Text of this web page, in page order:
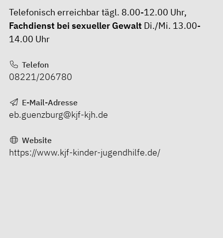
Telefonisch erreichbar tägl. 8.00-12.00 Uhr,
Fachdienst bei sexueller Gewalt Di./Mi. 13.00-
14.00 Uhr
Telefon
08221/206780
E-Mail-Adresse
eb.guenzburg@kjf-kjh.de
Website
https://www.kjf-kinder-jugendhilfe.de/